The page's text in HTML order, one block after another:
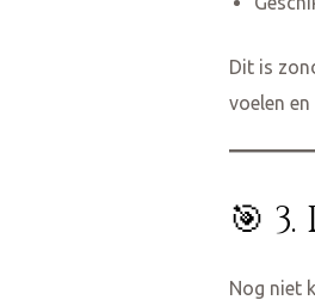
Dit is
voelen
🎯
Nog niet